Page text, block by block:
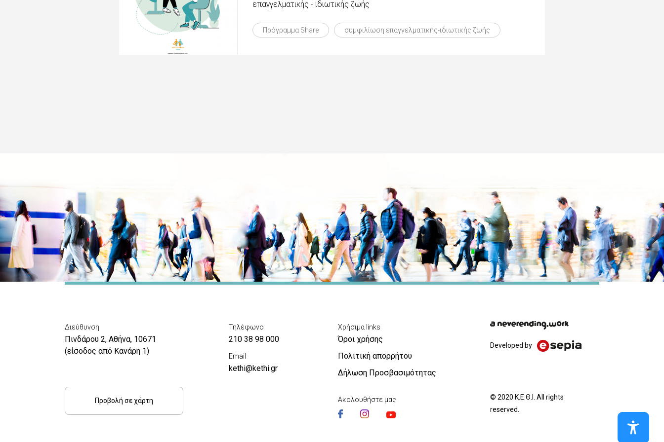
επαγγελματικής - ιδιωτικής ζωής
Πρόγραμμα Share συμφιλίωση επαγγελματικής-ιδιωτικής ζωής
Διεύθυνση
Πινδάρου 2, Αθήνα, 10671
(είσοδος από Κανάρη 1)
Προβολή σε χάρτη
Τηλέφωνο
210 38 98 000
Email
kethi@kethi.gr
Χρήσιμα links
Όροι χρήσης
Πολιτική απορρήτου
Δήλωση Προσβασιμότητας
Ακολουθήστε μας
Developed by
© 2020 Κ.Ε.Θ.Ι. All rights
reserved.